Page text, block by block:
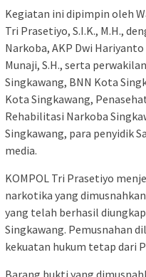
Kegiatan ini dipimpin oleh
Tri Prasetiyo, S.I.K., M.H.,
Narkoba, AKP Dwi
Munaji, S.H., serta
Singkawang, BNN Kota
Kota Singkawang,
Rehabilitasi Narkoba
Singkawang, para penyidik
media.
KOMPOL Tri Prasetiyo
narkotika yang
yang telah berhasil
Singkawang. Pemusnahan
kekuatan hukum tetap dari